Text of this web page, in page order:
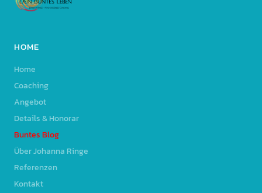
HOME
Home
Coaching
Angebot
Details & Honorar
Buntes Blog
Über Johanna Ringe
Referenzen
Kontakt